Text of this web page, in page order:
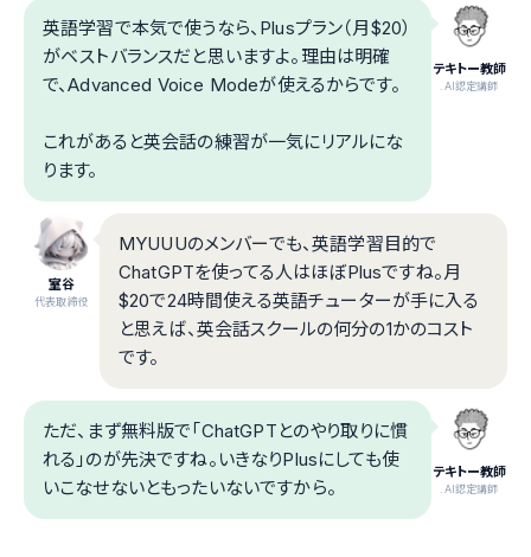
テキトー教師
.AI認定講師
英語学習で本気で使うなら、Plusプラン（月$20）
がベストバランスだと思いますよ。理由は明確
で、Advanced Voice Modeが使えるからです。
これがあると英会話の練習が一気にリアルにな
ります。
室谷
代表取締役
MYUUUのメンバーでも、英語学習目的で
ChatGPTを使ってる人はほぼPlusですね。月
$20で24時間使える英語チューターが手に入る
と思えば、英会話スクールの何分の1かのコスト
です。
テキトー教師
.AI認定講師
ただ、まず無料版で「ChatGPTとのやり取りに慣
れる」のが先決ですね。いきなりPlusにしても使
いこなせないともったいないですから。